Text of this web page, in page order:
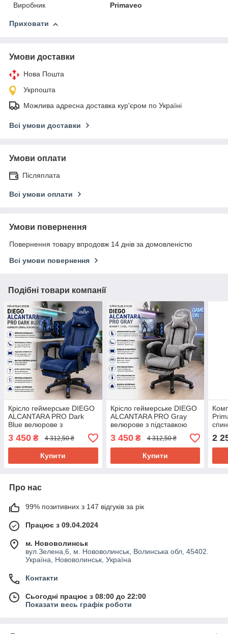
Виробник
Primaveo
Приховати
Умови доставки
Нова Пошта
Укрпошта
Можлива адресна доставка кур'єром по Україні
Всі умови доставки
Умови оплати
Післяплата
Всі умови оплати
Умови повернення
Повернення товару впродовж 14 днів за домовленістю
Всі умови повернення
Подібні товари компанії
Крісло геймерське DIEGO
ALCANTARA PRO Dark
Blue велюрове з
подушками та
регульованою спинкою,
темно-синє
3 450 ₴ 4 312,50 ₴
Купити
Крісло геймерське DIEGO
ALCANTARA PRO Gray
велюрове з підставкою
регульованою спинкою,
сіре
3 450₴ 4 312,50 ₴
Купити
2
Про нас
99% позитивних з 147 відгуків за рік
Працює з 09.04.2024
м. Нововолинськ
вул.Зелена,6, м. Нововолинськ, Волинська обл, 45402.
Україна, Нововолинськ, Україна
Контакти
Сьогодні працює з 08:00 до 22:00
Показати весь графік роботи